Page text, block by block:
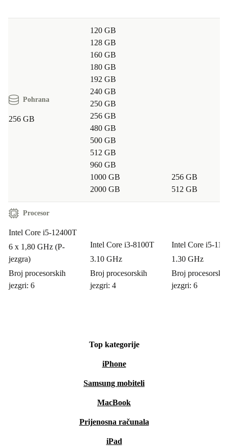
Pohrana
256 GB
120 GB
128 GB
160 GB
180 GB
192 GB
240 GB
250 GB
256 GB
480 GB
500 GB
512 GB
960 GB
1000 GB
2000 GB
256 GB
512 GB
Procesor
Intel Core i5-12400T
6 x 1,80 GHz (P-
jezgra)
Broj procesorskih
jezgri: 6
Intel Core i3-8100T
3.10 GHz
Broj procesorskih
jezgri: 4
Intel Core i5-
1.30 GHz
Broj procesorskih
jezgri: 6
Top kategorije
iPhone
Samsung mobiteli
MacBook
Prijenosna računala
iPad